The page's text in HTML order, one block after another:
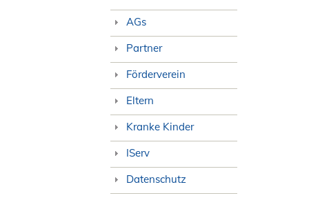
AGs
Partner
Förderverein
Eltern
Kranke Kinder
IServ
Datenschutz